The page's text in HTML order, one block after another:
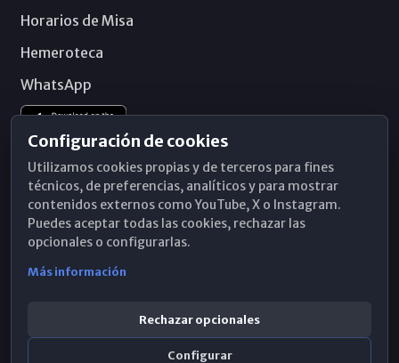
Horarios de Misa
Hemeroteca
WhatsApp
Configuración de cookies
Utilizamos cookies propias y de terceros para fines
técnicos, de preferencias, analíticos y para mostrar
contenidos externos como YouTube, X o Instagram.
Puedes aceptar todas las cookies, rechazar las
opcionales o configurarlas.
Más información
Rechazar opcionales
Configurar